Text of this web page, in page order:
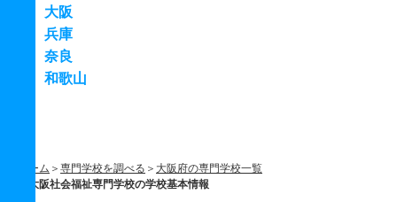
大阪
兵庫
奈良
和歌山
ホーム 専門学校を調べる
大阪府の専門学校一覧
大阪社会福祉専門学校の学校基本情報